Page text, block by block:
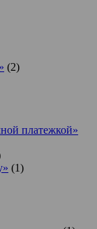
(2)
платежкой»
(1)